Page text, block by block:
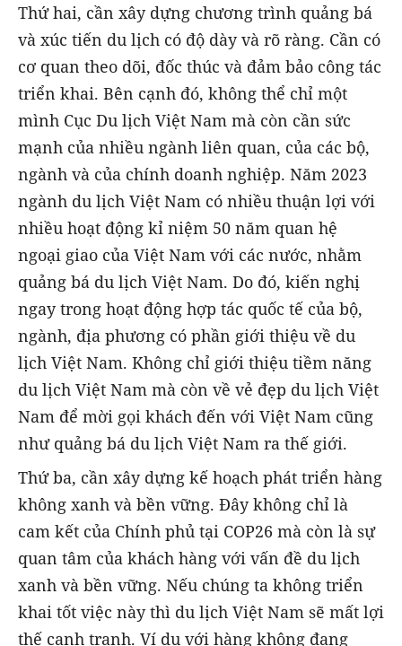
Thứ hai, cần xây dựng chương trình quảng bá
và xúc tiến du lịch có độ dày và rõ ràng. Cần có
cơ quan theo dõi, đốc thúc và đảm bảo công tác
triển khai. Bên cạnh đó, không thể chỉ một
mình Cục Du lịch Việt Nam mà còn cần sức
mạnh của nhiều ngành liên quan, của các bộ,
ngành và của chính doanh nghiệp. Năm 2023
ngành du lịch Việt Nam có nhiều thuận lợi với
nhiều hoạt động kỉ niệm 50 năm quan hệ
ngoại giao của Việt Nam với các nước, nhằm
quảng bá du lịch Việt Nam. Do đó, kiến nghị
ngay trong hoạt động hợp tác quốc tế của bộ,
ngành, địa phương có phần giới thiệu về du
lịch Việt Nam. Không chỉ giới thiệu tiềm năng
du lịch Việt Nam mà còn về vẻ đẹp du lịch Việt
Nam để mời gọi khách đến với Việt Nam cũng
như quảng bá du lịch Việt Nam ra thế giới.
Thứ ba, cần xây dựng kế hoạch phát triển hàng
không xanh và bền vững. Đây không chỉ là
cam kết của Chính phủ tại COP26 mà còn là sự
quan tâm của khách hàng với vấn đề du lịch
xanh và bền vững. Nếu chúng ta không triển
khai tốt việc này thì du lịch Việt Nam sẽ mất lợi
thế cạnh tranh. Ví dụ với hàng không đang